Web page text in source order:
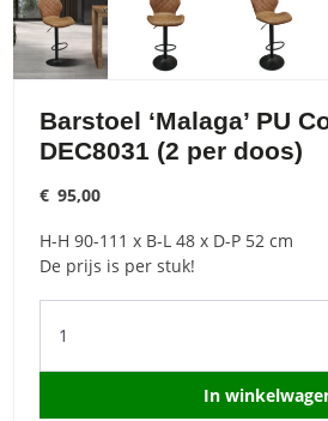
Barstoel ‘Malaga’ PU
DEC8031 (2 per doos)
€ 95,00
H-H 90-111 x B-L 48 x D-P 52 cm
De prijs is per stuk!
'Malaga'
In